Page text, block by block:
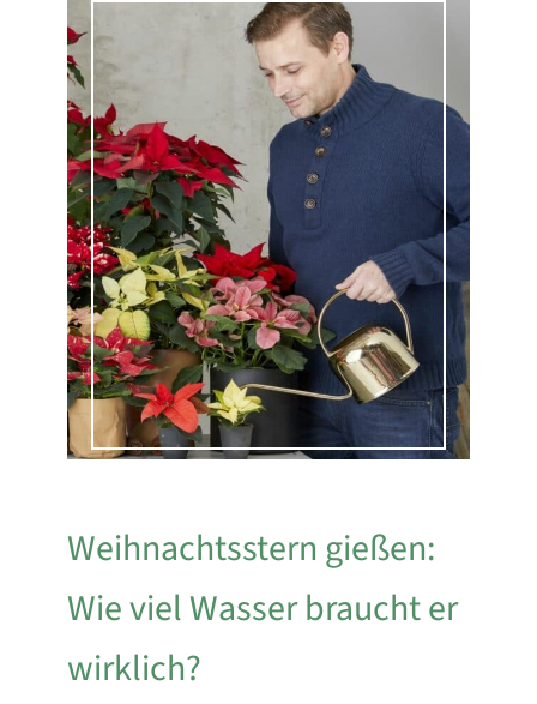
Weihnachtsstern gießen:
Wie viel Wasser braucht er
wirklich?